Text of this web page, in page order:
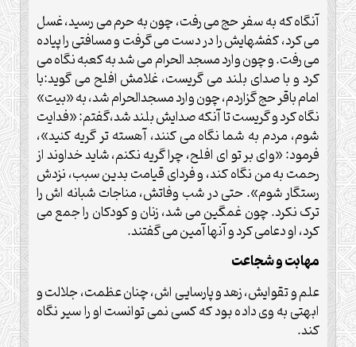
آنگاه که به سفر حج می رفت، چون به حرم می رسید، غسل
می کرد، کفشهایش را در دست می گرفت و مسافتی را پیاده
می رفت. و چون وارد مسجد الحرام می شد به کعبه نگاه می
کرد و با صدای بلند می گریست، غلامش افلح می گوید:با
امام باقر حج گزاردم، چون وارد مسجدالحرام شد، به «بیت»
نگاه کرد و گریست تا آنکه صدایش بلند شد،گفتم: «فدایت
شوم، مردم به شما نگاه می کنند، آهسته تر گریه کنید»،
فرمود: «وای بر تو ای افلح، چرا گریه نکنم، شاید خداوند از
رحمت به من نگاه کند، و فردای قیامت بدین سبب، نزدش
رستگار شوم». حتی در شب وفاتش، مناجات شبانه اش را
ترک نکرد. چون غمگین می شد، زنان و کودکان را جمع می
کرد، او دعامی کرد و آنها آمین می گفتند.
مهابت و شجاعت
علم و تقوایش، زهد و پارسایی اش، چنان عظمت، جلالت و
ابهتی به وی داده بود که کسی نمی توانست او را سیر نگاه
کند.